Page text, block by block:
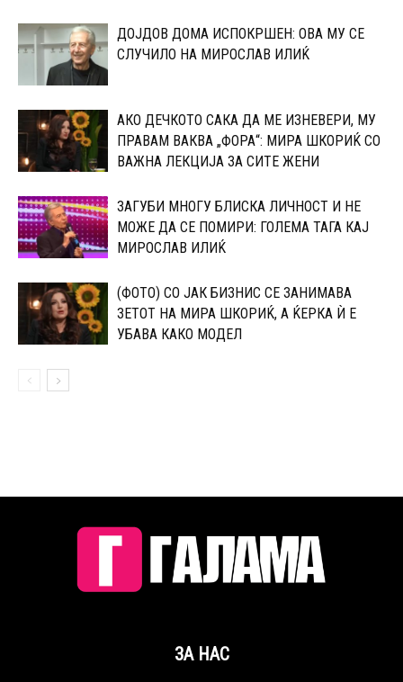
ДОЈДОВ ДОМА ИСПОКРШЕН: ОВА МУ СЕ
СЛУЧИЛО НА МИРОСЛАВ ИЛИЌ
АКО ДЕЧКОТО САКА ДА МЕ ИЗНЕВЕРИ, МУ
ПРАВАМ ВАКВА „ФОРА“: МИРА ШКОРИЌ СО
ВАЖНА ЛЕКЦИЈА ЗА СИТЕ ЖЕНИ
ЗАГУБИ МНОГУ БЛИСКА ЛИЧНОСТ И НЕ
МОЖЕ ДА СЕ ПОМИРИ: ГОЛЕМА ТАГА КАЈ
МИРОСЛАВ ИЛИЌ
(ФОТО) СО ЈАК БИЗНИС СЕ ЗАНИМАВА
ЗЕТОТ НА МИРА ШКОРИЌ, А ЌЕРКА Ѝ Е
УБАВА КАКО МОДЕЛ
ЗА НАС